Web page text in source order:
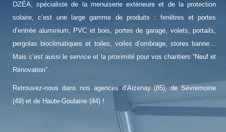
OZÉA, spécialiste de la menuiserie extérieure et de la protection
solaire, c’est une large gamme de produits : fenêtres et portes
d’entrée aluminium, PVC et bois, portes de garage, volets, portails,
pergolas bioclimatiques et toiles, voiles d’ombrage, stores banne…
Mais c’est aussi le service et la proximité pour vos chantiers “Neuf et
Rénovation”.
Retrouvez-nous dans nos agences d’Aizenay (85), de Sèvremoine
(49) et de Haute-Goulaine (44) !